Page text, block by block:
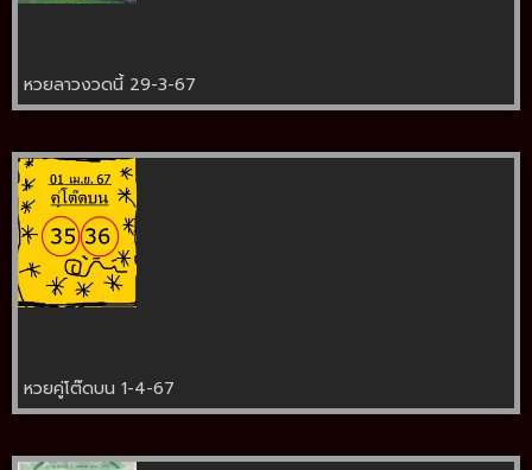
หวยลาวงวดนี้ 29-3-67
หวยคู่โต๊ดบน 1-4-67